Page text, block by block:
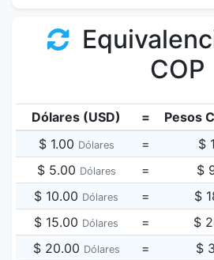
COP
Dólares (USD) =
Pesos
$ 1.00 Dólares = $
$ 5.00 Dólares = $
$ 10.00 Dólares = $
$ 15.00 Dólares = $
$ 20.00 Dólares = $